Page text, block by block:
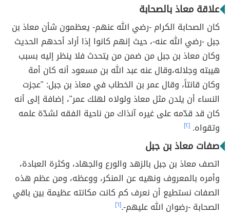
علاقة معاذ بالصحابة
كان الصحابة الكرام -رضي الله عنهم- يعظمون شأن معاذ بن
جبل -رضي الله عنه-، حيث إنهم كانوا إذا أراد أحدهم الحديث
وكان معاذ بن جبل من ضمن من يتحدث فلا ينظر إليه بسبب
هيبته وجلاله،وقال عنه عبد الله بن مسعود أنه كان أمة
وكان قانتاً، وقال عمر بن الخطاب في معاذ بن جبل: "عجزت
النساء أن يلدن مثل معاذ ولولاه لهلك عمر"، إضافة إلى أنه
كان قد قدّمه على غيره آنذاك من ناحية الفقه لشدّة علمه
وتقواه. [٢]
صفات معاذ بن جبل
اتصف معاذ بن جبل بالزهد والورع والجهاد، وكثرة العبادة،
وأمره بالمعروف ونهيه عن المنكر، ووعظه، ومن عظم هذه
الصفات نستطيع أن نعرف كم كانت مكانته عظيمة بين باقي
الصحابة -رضوان الله عليهم-.[٦]